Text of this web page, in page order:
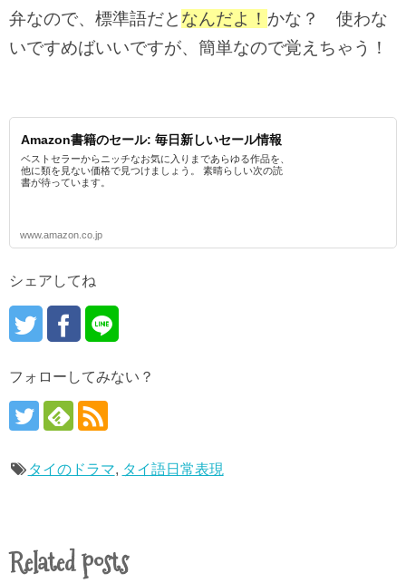
弁なので、標準語だと なんだよ！ かな？ 使わな
いですめばいいですが、簡単なので覚えちゃう！
Amazon書籍のセール: 毎日新しいセール情報
ベストセラーからニッチなお気に入りまであらゆる作品を、
他に類を見ない価格で見つけましょう。 素晴らしい次の読
書が待っています。
www.amazon.co.jp
シェアしてね
フォローしてみない？
タイのドラマ, タイ語日常表現
Related posts